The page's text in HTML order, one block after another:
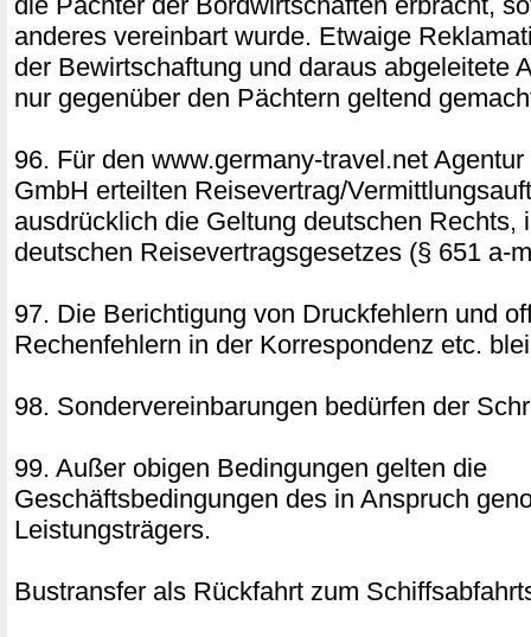
anderes vereinbart wurde. Etwaige
der Bewirtschaftung und daraus abgeleitete
nur gegenüber den Pächtern geltend
96. Für den www.germany-travel.net
GmbH erteilten Reisevertrag/
ausdrücklich die Geltung deutschen Rechts,
deutschen Reisevertragsgesetzes (§ 651 a-
97. Die Berichtigung von Druckfehlern und
Rechenfehlern in der Korrespondenz etc.
98. Sondervereinbarungen bedürfen der
99. Außer obigen Bedingungen gelten die
Geschäftsbedingungen des in Anspruch
Leistungsträgers.
Bustransfer als Rückfahrt zum